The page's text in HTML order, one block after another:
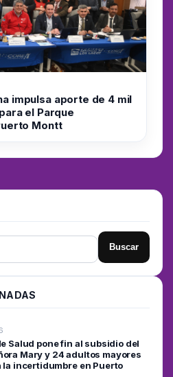
impulsa aporte de 4 mil
el Parque
Montt
Buscar
Salud pone fin al subsidio del
Mary y 24 adultos mayores
la incertidumbre en Puerto